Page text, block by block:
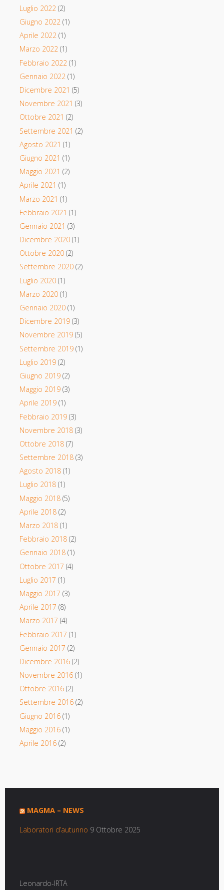
Luglio 2022(2)
Giugno 2022(1)
Aprile 2022(1)
Marzo 2022(1)
Febbraio 2022 (1)
Gennaio 2022(1)
Dicembre 2021 (5)
Novembre 2021 (3)
Ottobre 2021 (2)
Settembre 2021 (2)
Agosto 2021 (1)
Giugno 2021 (1)
Maggio 2021 (2)
Aprile 2021 (1)
Marzo 2021 (1)
Febbraio 2021 (1)
Gennaio 2021 (3)
Dicembre 2020(1)
Ottobre 2020(2)
Settembre 2020(2)
Luglio 2020(1)
Marzo 2020(1)
Gennaio 2020(1)
Dicembre 2019(3)
Novembre 2019(5)
Settembre 2019(1)
Luglio 2019(2)
Giugno 2019(2)
Maggio 2019(3)
Aprile 2019(1)
Febbraio 2019(3)
Novembre 2018(3)
Ottobre 2018(7)
Settembre 2018(3)
Agosto 2018(1)
Luglio 2018(1)
Maggio 2018(5)
Aprile 2018(2)
Marzo 2018(1)
Febbraio 2018(2)
Gennaio 2018(1)
Ottobre 2017 (4)
Luglio 2017 (1)
Maggio 2017 (3)
Aprile 2017 (8)
Marzo 2017 (4)
Febbraio 2017 (1)
Gennaio 2017 (2)
Dicembre 2016(2)
Novembre 2016(1)
Ottobre 2016(2)
Settembre 2016(2)
Giugno 2016(1)
Maggio 2016(1)
Aprile 2016(2)
MAGMA – NEWS
Laboratori d’autunno 9 Ottobre 2025
Leonardo-IRTA